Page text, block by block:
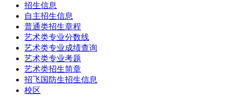
招生信息
自主招生信息
普通类招生章程
艺术类专业分数线
艺术类专业成绩查询
艺术类专业考题
艺术类招生简章
招飞国防生招生信息
校区